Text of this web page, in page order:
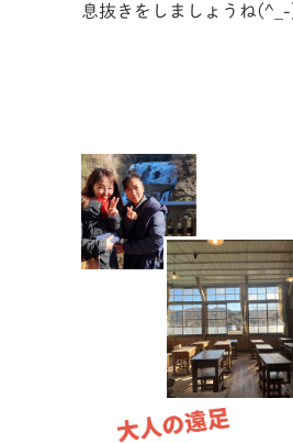
息抜きをしましょうね